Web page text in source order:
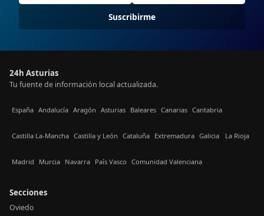
Suscribirme
24h Asturias
Tu fuente de información local actualizada.
España Andalucía Aragón Asturias Baleares Canarias Cantabria
Castilla La-Mancha Castilla y León Cataluña Extremadura Galicia La Rioja
Madrid Murcia Navarra País Vasco Comunidad Valenciana
Secciones
Oviedo